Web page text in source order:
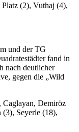
(2), Vuthaj (4),
und der TG
fand in
nach deutlicher
gegen die „Wild
Demiröz
(3), Seyerle (18),